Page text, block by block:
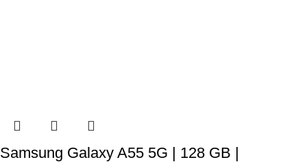
Samsung Galaxy A55 5G | 128 GB |